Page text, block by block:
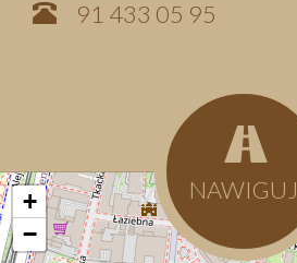
91 433 05 95
NAWIGUJ
+
−